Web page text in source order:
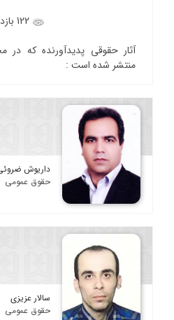
122 بازدید
آثار حقوقی پدیدآورنده که
منتشر شده است :
داریوش
حقوق عمومی
سالار عزیزی
حقوق عمومی